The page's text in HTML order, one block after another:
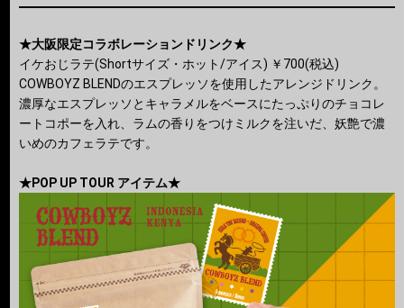
★大阪限定コラボレーションドリンク★
イケおじラテ(Shortサイズ・ホット/アイス) ￥700(税込)
COWBOYZ BLENDのエスプレッソを使用したアレンジドリンク。
濃厚なエスプレッソとキャラメルをベースにたっぷりのチョコレ
ートコポーを入れ、ラムの香りをつけミルクを注いだ、妖艶で濃
いめのカフェラテです。
★POP UP TOUR アイテム★